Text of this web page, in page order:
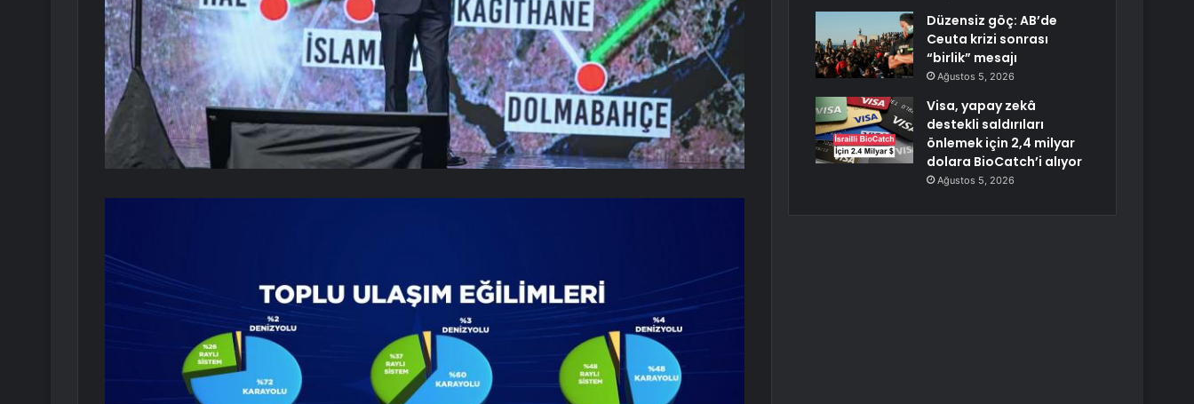
Düzensiz göç: AB’de
Ceuta krizi sonrası
“birlik” mesajı
Ağustos 5, 2026
Visa, yapay zekâ
destekli saldırıları
önlemek için 2,4 milyar
dolara BioCatch’i alıyor
Ağustos 5, 2026